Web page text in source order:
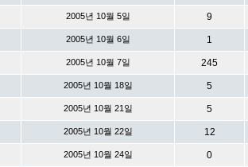
2005년 10월 5일 9
2005년 10월 6일 1
2005년 10월 7일 245
2005년 10월 18일 5
2005년 10월 21일 5
2005년 10월 22일 12
2005년 10월 24일 0